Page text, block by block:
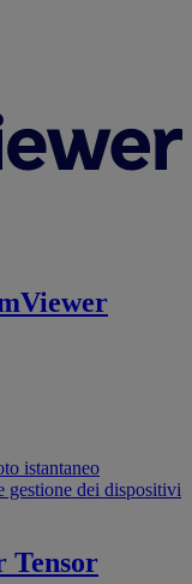
istantaneo
gestione dei dispositivi
Tensor